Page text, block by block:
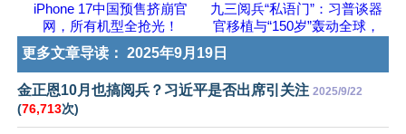
iPhone 17中国预售挤崩官
网，所有机型全抢光！
九三阅兵“私语门”：习普谈器
官移植与“150岁”轰动全球，
更多文章导读： 2025年9月19日
金正恩10月也搞阅兵？习近平是否出席引关注 2025/9/22
(76,713次)